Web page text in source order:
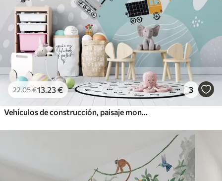
22.05€13 .23€ 3